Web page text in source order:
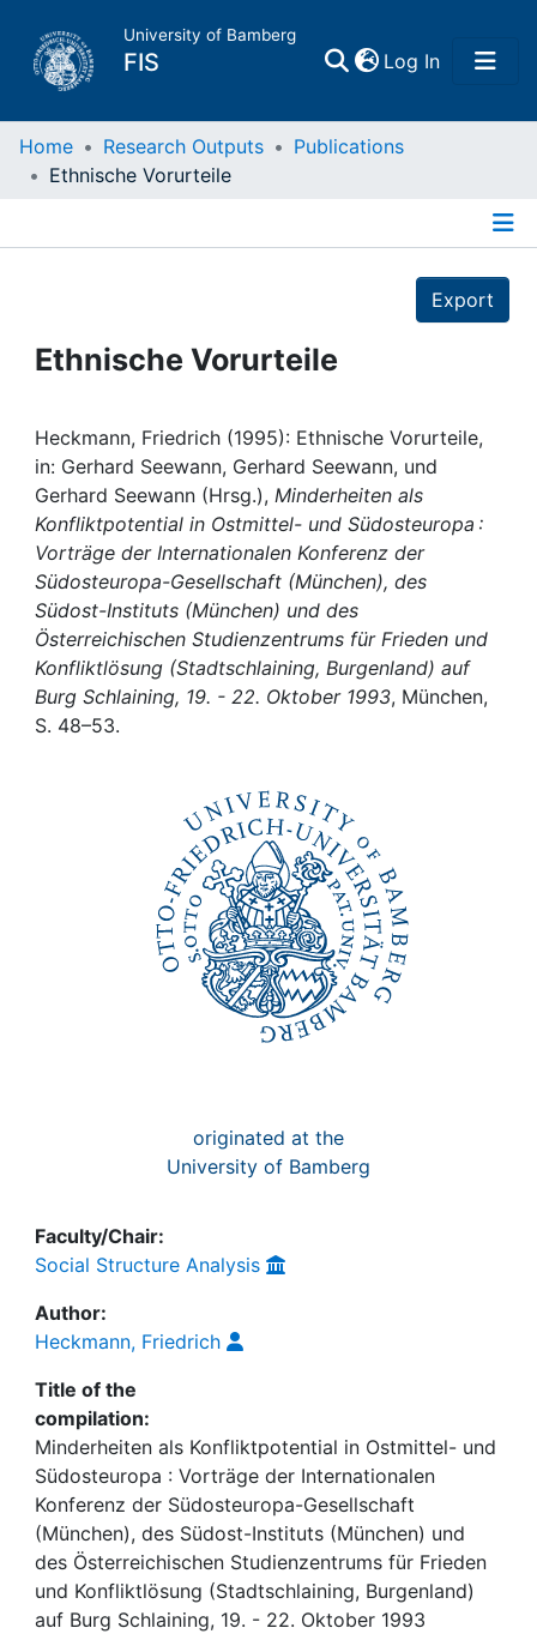
University of Bamberg
FIS Log In(current)
Home
Projects
Institutions
Awards
My FIS
Help
Home Research Outputs
Publications
Ethnische Vorurteile
Export
Ethnische Vorurteile
Heckmann, Friedrich (1995): Ethnische Vorurteile,
in: Gerhard Seewann, Gerhard Seewann, und
Gerhard Seewann (Hrsg.), Minderheiten als
Konfliktpotential in Ostmittel- und Südosteuropa :
Vorträge der Internationalen Konferenz der
Südosteuropa-Gesellschaft (München), des
Südost-Instituts (München) und des
Österreichischen Studienzentrums für Frieden und
Konfliktlösung (Stadtschlaining, Burgenland) auf
Burg Schlaining, 19. - 22. Oktober 1993, München,
S. 48–53.
originated at the
University of Bamberg
Faculty/Chair:
Social Structure Analysis
Author:
Heckmann, Friedrich
Title of the
compilation:
Minderheiten als Konfliktpotential in Ostmittel- und
Südosteuropa : Vorträge der Internationalen
Konferenz der Südosteuropa-Gesellschaft
(München), des Südost-Instituts (München) und
des Österreichischen Studienzentrums für Frieden
und Konfliktlösung (Stadtschlaining, Burgenland)
auf Burg Schlaining, 19. - 22. Oktober 1993